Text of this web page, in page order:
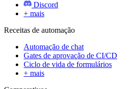
Discord
+ mais
Receitas de automação
Automação de chat
Gates de aprovação de CI/CD
Ciclo de vida de formulários
+ mais